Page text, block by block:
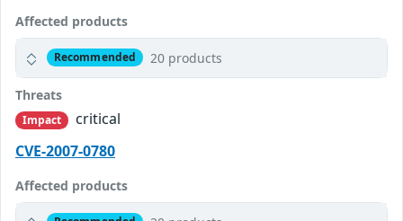
Affected products
Recommended 20 products
Threats
Impact
critical
CVE-2007-0780
Affected products